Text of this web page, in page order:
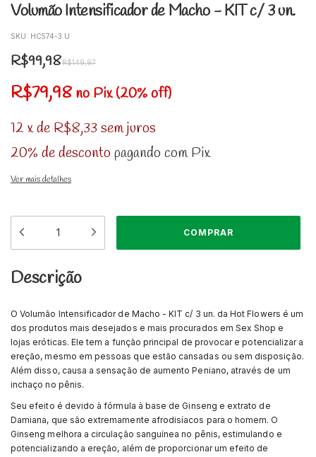
Volumão Intensificador de Macho - KIT c/ 3 un.
SKU: HC574-3.U
R$99,98R$149,97
R$79,98 no Pix (20% off)
12 xde R$8,33 sem juros
20% de desconto pagando com Pix
Ver mais detalhes
Descrição
O Volumão Intensificador de Macho - KIT c/ 3 un. da Hot Flowers é um
dos produtos mais desejados e mais procurados em Sex Shop e
lojas eróticas. Ele tem a função principal de provocar e potencializar a
ereção, mesmo em pessoas que estão cansadas ou sem disposição.
Além disso, causa a sensação de aumento Peniano, através de um
inchaço no pênis.
Seu efeito é devido à fórmula à base de Ginseng e extrato de
Damiana, que são extremamente afrodisíacos para o homem. O
Ginseng melhora a circulação sanguínea no pênis, estimulando e
potencializando a ereção, além de proporcionar um efeito de